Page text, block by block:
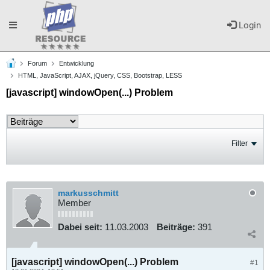
Login
Toggle
navigation
Forum
Entwicklung
HTML, JavaScript, AJAX, jQuery, CSS, Bootstrap, LESS
[javascript] windowOpen(...) Problem
Filter
markusschmitt
Member
Dabei seit: 11.03.2003 Beiträge: 391
#1
[javascript] windowOpen(...) Problem